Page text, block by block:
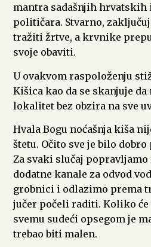
mantra sadašnjih hrvatskih
političara. Stvarno,
tražiti žrtve, a krvnike
svoje obaviti.
U ovakvom raspoloženju
Kišica kao da se skanjuje da
lokalitet bez obzira na sve
Hvala Bogu noćašnja kiša
štetu. Očito sve je bilo
Za svaki slučaj
dodatne kanale za odvod
grobnici i odlazimo prema
jučer počeli raditi. Koliko će
svemu sudeći opsegom je
trebao biti malen.